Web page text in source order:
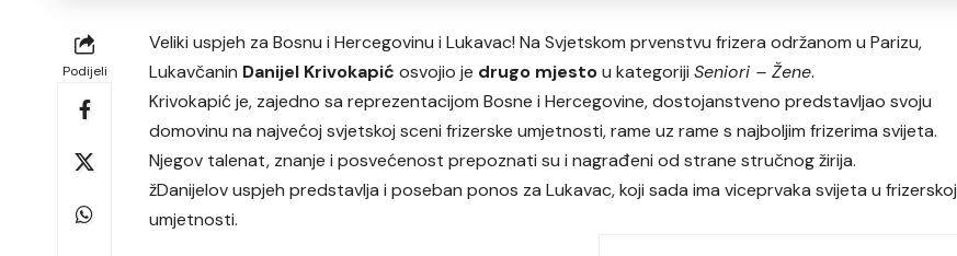
Podijeli
Veliki uspjeh za Bosnu i Hercegovinu i Lukavac! Na Svjetskom prvenstvu frizera održanom u Parizu,
Lukavčanin Danijel Krivokapić osvojio je drugo mjestou kategorijiSeniori – Žene.
Krivokapić je, zajedno sa reprezentacijom Bosne i Hercegovine, dostojanstveno predstavljao svoju
domovinu na najvećoj svjetskoj sceni frizerske umjetnosti, rame uz rame s najboljim frizerima svijeta.
Njegov talenat, znanje i posvećenost prepoznati su i nagrađeni od strane stručnog žirija.
žDanijelov uspjeh predstavlja i poseban ponos za Lukavac, koji sada ima viceprvaka svijeta u frizerskoj
umjetnosti.